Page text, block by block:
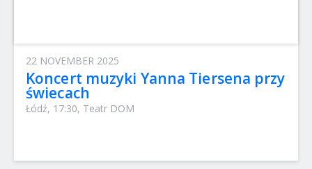
22 NOVEMBER 2025
Koncert muzyki Yanna Tiersena przy
świecach
Łódź, 17:30, Teatr DOM